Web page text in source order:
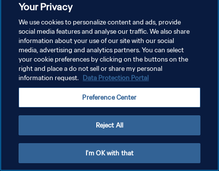
POLITIQUE DE CONFIDENTIALITÉ
CONDITIONS D'UTILISATION
GÉRER VOS PRÉFÉRENCES SUR LES COOKIES
Your Privacy
We use cookies to personalize content and ads, provide
social media features and analyse our traffic. We also share
information about your use of our site with our social
media, advertising and analytics partners. You can select
your cookie preferences by clicking on the buttons on the
right and place a do not sell or share my personal
information request. Data Protection Portal
Preference Center
Reject All
I'm OK with that